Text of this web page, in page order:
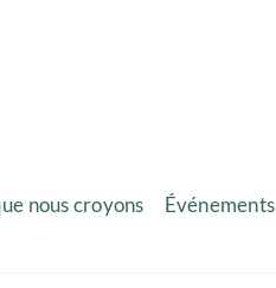
nous croyons Événements